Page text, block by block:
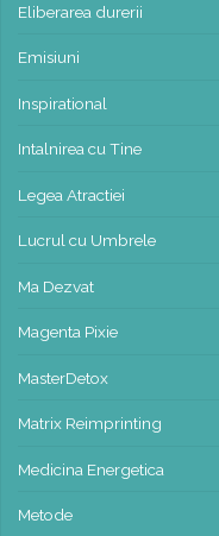
Eliberarea durerii
Emisiuni
Inspirational
Intalnirea cu Tine
Legea Atractiei
Lucrul cu Umbrele
Ma Dezvat
Magenta Pixie
MasterDetox
Matrix Reimprinting
Medicina Energetica
Metode